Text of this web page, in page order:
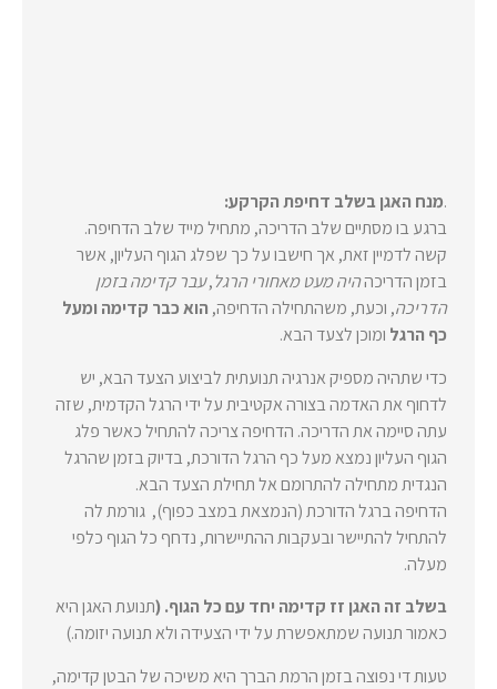
.מנח האגן בשלב דחיפת הקרקע:
ברגע בו מסתיים שלב הדריכה, מתחיל מייד שלב הדחיפה.
קשה לדמיין זאת, אך חישבו על כך שפלג הגוף העליון, אשר
בזמן הדריכההיה מעט מאחורי הרגל,עבר קדימה בזמן
הדריכה, וכעת, משהתחילה הדחיפה, הוא כבר קדימה ומעל
כף הרגל ומוכן לצעד הבא.
כדי שתהיה מספיק אנרגיה תנועתית לביצוע הצעד הבא, יש
לדחוף את האדמה בצורה אקטיבית על ידי הרגל הקדמית, שזה
עתה סיימה את הדריכה. הדחיפה צריכה להתחיל כאשר פלג
הגוף העליון נמצא מעל כף הרגל הדורכת, בדיוק בזמן שהרגל
הנגדית מתחילה להתרומם אל תחילת הצעד הבא.
הדחיפה ברגל הדורכת (הנמצאת במצב כפוף), גורמת לה
להתחיל להתיישר ובעקבות ההתיישרות, נדחף כל הגוף כלפי
מעלה.
בשלב זה האגן זז קדימה יחד עם כל הגוף. (תנועת האגן היא
כאמור תנועה שמתאפשרת על ידי הצעידה ולא תנועה יזומה.)
טעות די נפוצה בזמן הרמת הברך היא משיכה של הבטן קדימה,